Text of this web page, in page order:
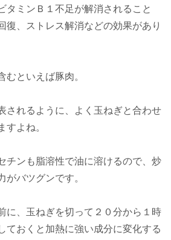
タミンＢ１不足が解消されること
復、ストレス解消などの効果があり
むといえば豚肉。
されるように、よく玉ねぎと合わせ
すよね。
チンも脂溶性で油に溶けるので、炒
がバツグンです。
に、玉ねぎを切って２０分から１時
ておくと加熱に強い成分に変化する